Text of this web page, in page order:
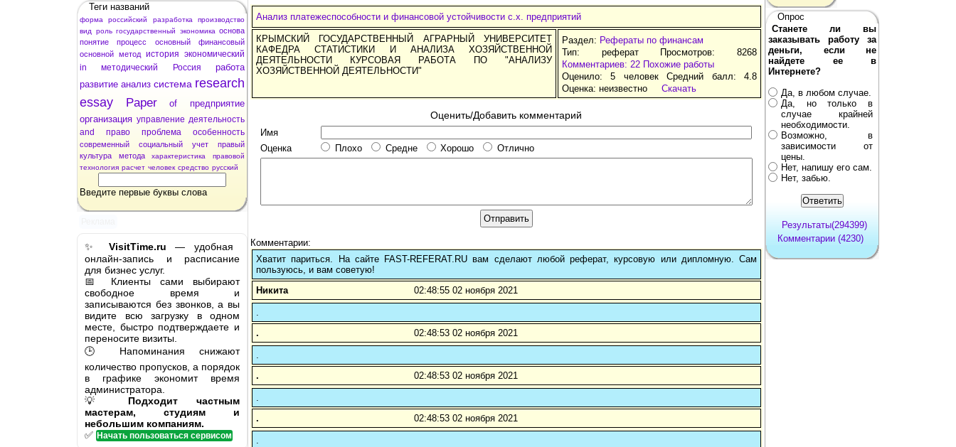
Теги названий
форма российский разработка
производство
вид
роль государственный экономика основа
понятие
процесс основный
финансовый
основной метод история экономический
in
методический Россия
работа
развитие анализ система research
essay
Paper of
предприятие
организация управление деятельность
and
право проблема особенность
современный социальный учет
правый
культура
метода характеристика
правовой
технология расчет человек средство русский
Введите первые буквы слова
✨ VisitTime.ru — удобная
онлайн-запись и расписание
для бизнес услуг.
📅 Клиенты сами выбирают
свободное время и
записываются без звонков, а вы
видите всю загрузку в одном
месте, быстро подтверждаете и
переносите визиты.
🕒 Напоминания снижают
количество пропусков, а порядок
в графике экономит время
администратора.
💡 Подходит частным
мастерам, студиям и
небольшим компаниям.
✅ Начать пользоваться сервисом
Анализ платежеспособности и финансовой устойчивости с.х. предприятий
КРЫМСКИЙ ГОСУДАРСТВЕННЫЙ АГРАРНЫЙ УНИВЕРСИТЕТ
КАФЕДРА СТАТИСТИКИ И АНАЛИЗА ХОЗЯЙСТВЕННОЙ
ДЕЯТЕЛЬНОСТИ КУРСОВАЯ РАБОТА ПО "АНАЛИЗУ
ХОЗЯЙСТВЕННОЙ ДЕЯТЕЛЬНОСТИ"
Раздел: Рефераты по финансам
Тип: реферат Просмотров: 8268
Комментариев: 22 Похожие работы
Оценило: 5 человек Средний балл: 4.8
Оценка: неизвестно Скачать
Оценить/Добавить комментарий
Имя
Оценка
Плохо Средне Хорошо Отлично
Комментарии:
Хватит париться. На сайте FAST-REFERAT.RU вам сделают любой реферат, курсовую или дипломную. Сам
пользуюсь, и вам советую!
Никита
02:48:55 02 ноября 2021
.
.
02:48:53 02 ноября 2021
.
.
02:48:53 02 ноября 2021
.
.
02:48:53 02 ноября 2021
.
Опрос
Станете ли вы
заказывать работу за
деньги, если не
найдете ее в
Интернете?
Да, в любом случае.
Да, но только в
случае крайней
необходимости.
Возможно, в
зависимости от
цены.
Нет, напишу его сам.
Нет, забью.
Результаты(294399)
Комментарии (4230)